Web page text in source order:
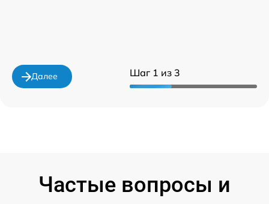
Шаг 1 из 3
Далее
Частые вопросы и